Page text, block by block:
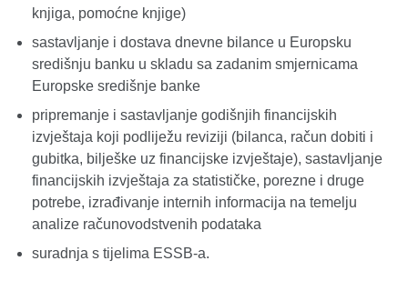
knjiga, pomoćne knjige)
sastavljanje i dostava dnevne bilance u Europsku
središnju banku u skladu sa zadanim smjernicama
Europske središnje banke
pripremanje i sastavljanje godišnjih financijskih
izvještaja koji podliježu reviziji (bilanca, račun dobiti i
gubitka, bilješke uz financijske izvještaje), sastavljanje
financijskih izvještaja za statističke, porezne i druge
potrebe, izrađivanje internih informacija na temelju
analize računovodstvenih podataka
suradnja s tijelima ESSB-a.